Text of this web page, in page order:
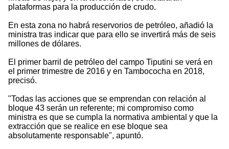
plataformas para la producción de crudo.
En esta zona no habrá reservorios de petróleo, añadió la
ministra tras indicar que para ello se invertirá más de seis
millones de dólares.
El primer barril de petróleo del campo Tiputini se verá en
el primer trimestre de 2016 y en Tambococha en 2018,
precisó.
"Todas las acciones que se emprendan con relación al
bloque 43 serán un referente; mi compromiso como
ministra es que se cumpla la normativa ambiental y que la
extracción que se realice en ese bloque sea
absolutamente responsable", apuntó.